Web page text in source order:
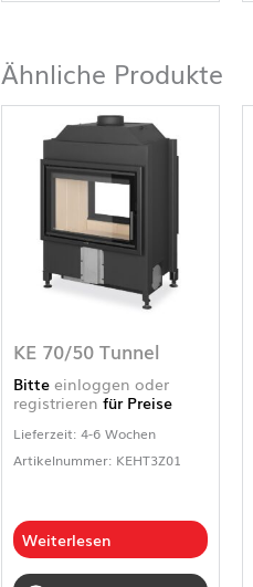
Ähnliche Produkte
KE 70/50 Tunnel
Bitte einloggen oder
registrieren für Preise
Lieferzeit: 4-6 Wochen
Artikelnummer: KEHT3Z01
Weiterlesen